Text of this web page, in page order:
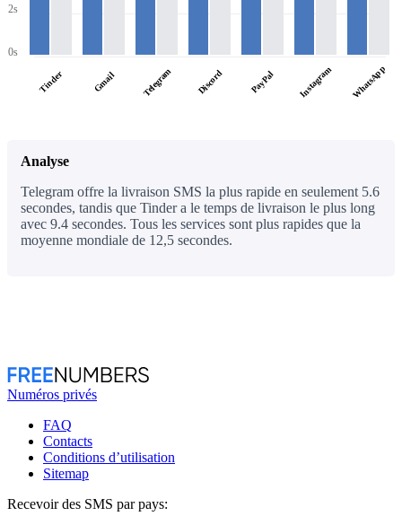
2s
0s
Tinder Gmail Telegram Discord PayPal Instagram WhatsApp
Analyse
Telegram offre la livraison SMS la plus rapide en seulement 5.6
secondes, tandis que Tinder a le temps de livraison le plus long
avec 9.4 secondes. Tous les services sont plus rapides que la
moyenne mondiale de 12,5 secondes.
Numéros privés
FAQ
Contacts
Conditions d’utilisation
Sitemap
Recevoir des SMS par pays: